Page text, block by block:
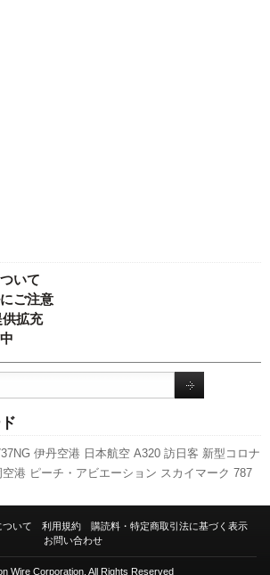
いて
ご注意
拡充
伊丹空港 日本航空 A320 訪日客 新型コロナ
空港 ピーチ・アビエーション スカイマーク 787
航空貨物 利用実績 A350 XWB ボーイング スター
ついて 利用規約
購読料・特定商取引法に基づく表示
お問い合わせ
Wire Corporation. All Rights Reserved